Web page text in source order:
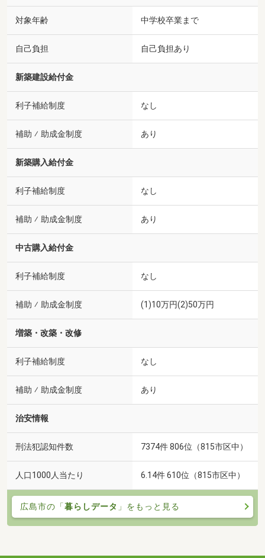
対象年齢 中学校卒業まで
自己負担 自己負担あり
新築建設給付金
利子補給制度 なし
補助 ⁄ 助成金制度 あり
新築購入給付金
利子補給制度 なし
補助 ⁄ 助成金制度 あり
中古購入給付金
利子補給制度 なし
補助 ⁄ 助成金制度 (1)10万円(2)50万円
増築・改築・改修
利子補給制度 なし
補助 ⁄ 助成金制度 あり
治安情報
刑法犯認知件数 7374件 806位（815市区中）
人口1000人当たり 6.14件 610位（815市区中）
広島市の「暮らしデータ 」をもっと見る